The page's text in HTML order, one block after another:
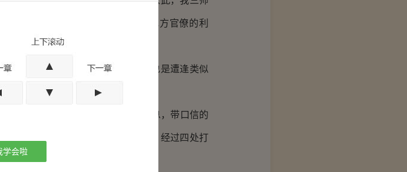
必定是在外出行善之时，触动了地方官僚的利
中养小鬼的事，如果三师公当年也是遭逢类似
之后，突然传来了我三师叔的消息，带口信的
听到这个消息，连夜启程赶往北京，经过四处打
学会啦